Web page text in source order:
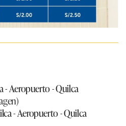
- Aeropuerto - Quilca